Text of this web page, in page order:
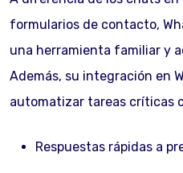
formularios de contacto,
una herramienta familiar y
Además, su integración en
automatizar tareas críticas
Respuestas rápidas a